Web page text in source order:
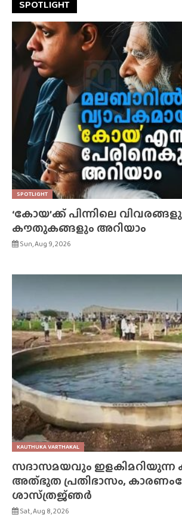
SPOTLIGHT
SPOTLIGHT
‘കോയ’ക്ക് പിന്നിലെ
കൗതുകങ്ങളും അറിയാം
Sun, Aug 9, 2026
KAUTHUKA VARTHAKAL
സദാസമയവും ഇളകിമറിയുന്ന
അത്‌ഭുത പ്രതിഭാസം,
ശാസ്‌ത്രജ്‌ഞർ
Sat, Aug 8, 2026